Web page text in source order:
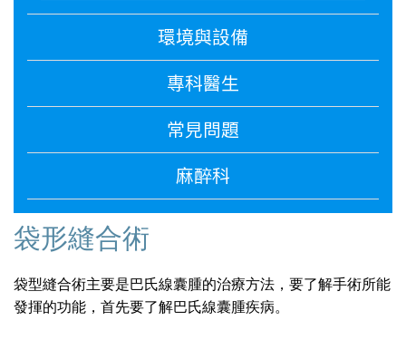
環境與設備
專科醫生
常見問題
麻醉科
袋形縫合術
袋型縫合術主要是巴氏線囊腫的治療方法，要了解手術所能
發揮的功能，首先要了解巴氏線囊腫疾病。